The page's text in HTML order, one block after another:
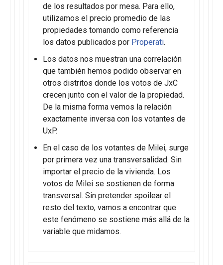
de los resultados por mesa. Para ello,
utilizamos el precio promedio de las
propiedades tomando como referencia
los datos publicados por Properati.
Los datos nos muestran una correlación
que también hemos podido observar en
otros distritos donde los votos de JxC
crecen junto con el valor de la propiedad.
De la misma forma vemos la relación
exactamente inversa con los votantes de
UxP.
En el caso de los votantes de Milei, surge
por primera vez una transversalidad. Sin
importar el precio de la vivienda. Los
votos de Milei se sostienen de forma
transversal. Sin pretender spoilear el
resto del texto, vamos a encontrar que
este fenómeno se sostiene más allá de la
variable que midamos.